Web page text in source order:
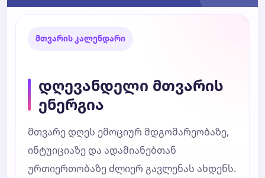
მთვარის კალენდარი
დღევანდელი მთვარის
ენერგია
მთვარე დღეს ემოციურ მდგომარეობაზე,
ინტუიციაზე და ადამიანებთან
ურთიერთობაზე ძლიერ გავლენას ახდენს.